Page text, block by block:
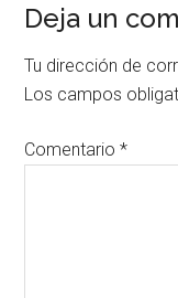
Deja un
Tu dirección de
Los campos
Comentario*